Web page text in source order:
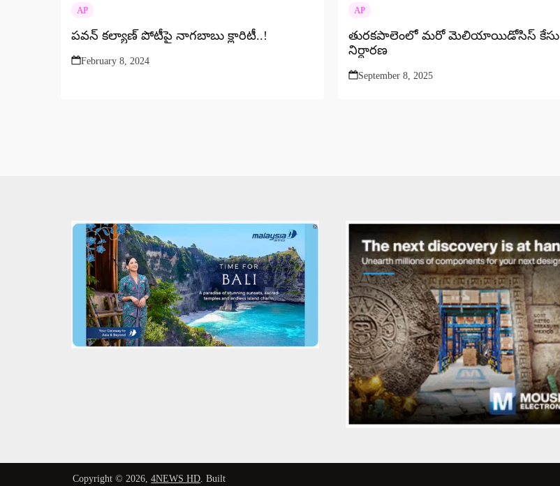
AP
పవన్ కల్యాణ్ పోటీపై నాగబాబు క్లారిటీ..!
February 8, 2024
AP
తురకపాలెంలో మరో మెలియాయిడోసిస్ కేసు
నిర్ధారణ
September 8, 2025
Copyright © 2026,4NEWS HD. Built